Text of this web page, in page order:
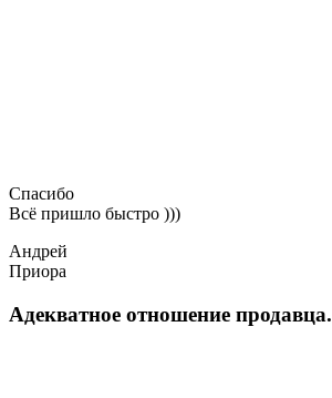
Спасибо
Всё пришло быстро )))
Андрей
Приора
Адекватное отношение продавца.